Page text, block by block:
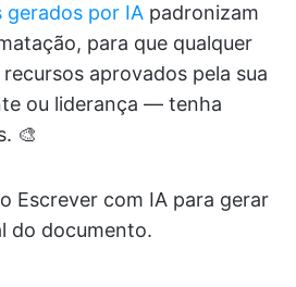
gerados por IA padronizam
para que qualquer
aprovados pela sua
ou liderança — tenha
🎨
Escrever com IA para gerar
do documento.